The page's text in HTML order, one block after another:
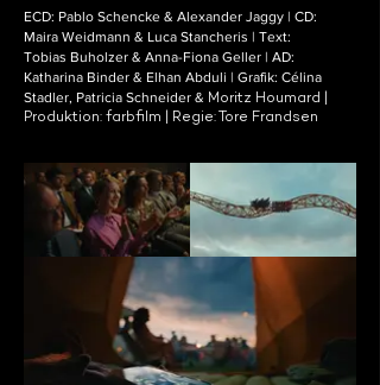
ECD: Pablo Schencke & Alexander Jaggy | CD:
Maira Weidmann & Luca Stancheris | Text:
Tobias Buholzer & Anna-Fiona Geller | AD:
Katharina Binder & Elhan Abduli | Grafik: Célina
Stadler, Patricia Schneider & Moritz Houmard |
Produktion: farbfilm | Regie: Tore Frandsen